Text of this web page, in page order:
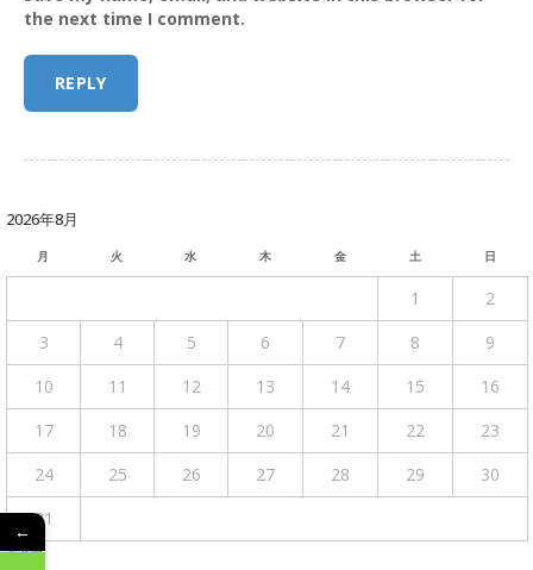
the next time I comment.
2026年8月
月 火 水 木 金 土 日
1
2
3
4 5 6 7 8
9
10
11 12 13 14 15
16
17
18 19 20 21 22
23
24
25 26 27 28 29
30
31
« 4月
←